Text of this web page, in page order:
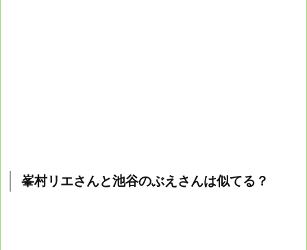
峯村リエさんと池谷のぶえさんは似てる？